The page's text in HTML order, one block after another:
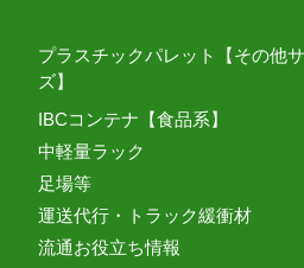
プラスチックパレット【その他
ズ】
IBCコンテナ【食品系】
中軽量ラック
足場等
運送代行・トラック緩衝材
流通お役立ち情報